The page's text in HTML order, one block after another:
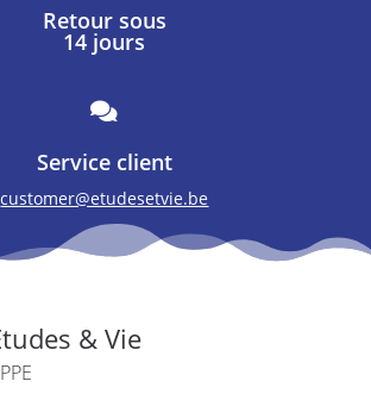
Retour sous
14 jours

Service client
customer@etudesetvie.be
& Vie